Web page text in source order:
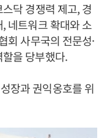
닥 경쟁력 제고, 경
네트워크 확대와 소
회 사무국의 전문성·
을 당부했다.
장과 권익옹호를 위